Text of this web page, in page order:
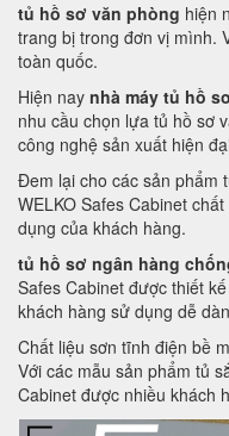
tủ hồ sơ văn phòng hiện
trang bị trong đơn vị mình.
toàn quốc.
Hiện nay nhà máy tủ hồ
nhu cầu chọn lựa tủ hồ sơ
công nghệ sản xuất hiện
Đem lại cho các sản phẩm
WELKO Safes Cabinet
dụng của khách hàng.
tủ hồ sơ ngân hàng
Safes Cabinet được thiết
khách hàng sử dụng dễ
Chất liệu sơn tĩnh điện bề
Với các mẫu sản phẩm tủ
Cabinet được nhiều khách